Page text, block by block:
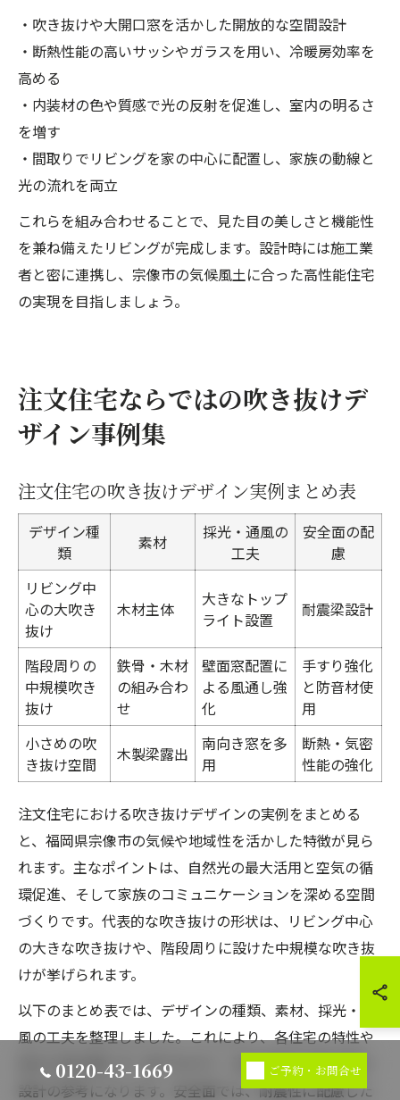
・吹き抜けや大開口窓を活かした開放的な空間設計
・断熱性能の高いサッシやガラスを用い、冷暖房効率を
高める
・内装材の色や質感で光の反射を促進し、室内の明るさ
を増す
・間取りでリビングを家の中心に配置し、家族の動線と
光の流れを両立
これらを組み合わせることで、見た目の美しさと機能性
を兼ね備えたリビングが完成します。設計時には施工業
者と密に連携し、宗像市の気候風土に合った高性能住宅
の実現を目指しましょう。
注文住宅ならではの吹き抜けデ
ザイン事例集
注文住宅の吹き抜けデザイン実例まとめ表
デザイン種
類
素材
採光・通風の
工夫
安全面の配
慮
リビング中
心の大吹き
抜け
木材主体
大きなトップ
ライト設置
耐震梁設計
階段周りの
中規模吹き
抜け
鉄骨・木材
の組み合わ
せ
壁面窓配置に
よる風通し強
化
手すり強化
と防音材使
用
小さめの吹
き抜け空間
木製梁露出
南向き窓を多
用
断熱・気密
性能の強化
注文住宅における吹き抜けデザインの実例をまとめる
と、福岡県宗像市の気候や地域性を活かした特徴が見ら
れます。主なポイントは、自然光の最大活用と空気の循
環促進、そして家族のコミュニケーションを深める空間
づくりです。代表的な吹き抜けの形状は、リビング中心
の大きな吹き抜けや、階段周りに設けた中規模な吹き抜
けが挙げられます。
以下のまとめ表では、デザインの種類、素材、採光・通
風の工夫を整理しました。これにより、各住宅の特性や
住み心地の違いが一目でわかり、注文住宅での吹き抜け
設計の参考になります。安全面では、耐震性に配慮した
0120-43-1669 ご予約・お問合せ